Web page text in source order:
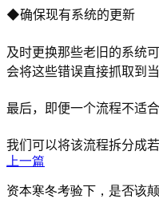
◆确保现有系统的更新
及时更换那些老旧的系统
会将这些错误直接抓取到当
最后，即便一个流程不适
我们可以将该流程拆分成
上一篇
资本寒冬考验下，是否该